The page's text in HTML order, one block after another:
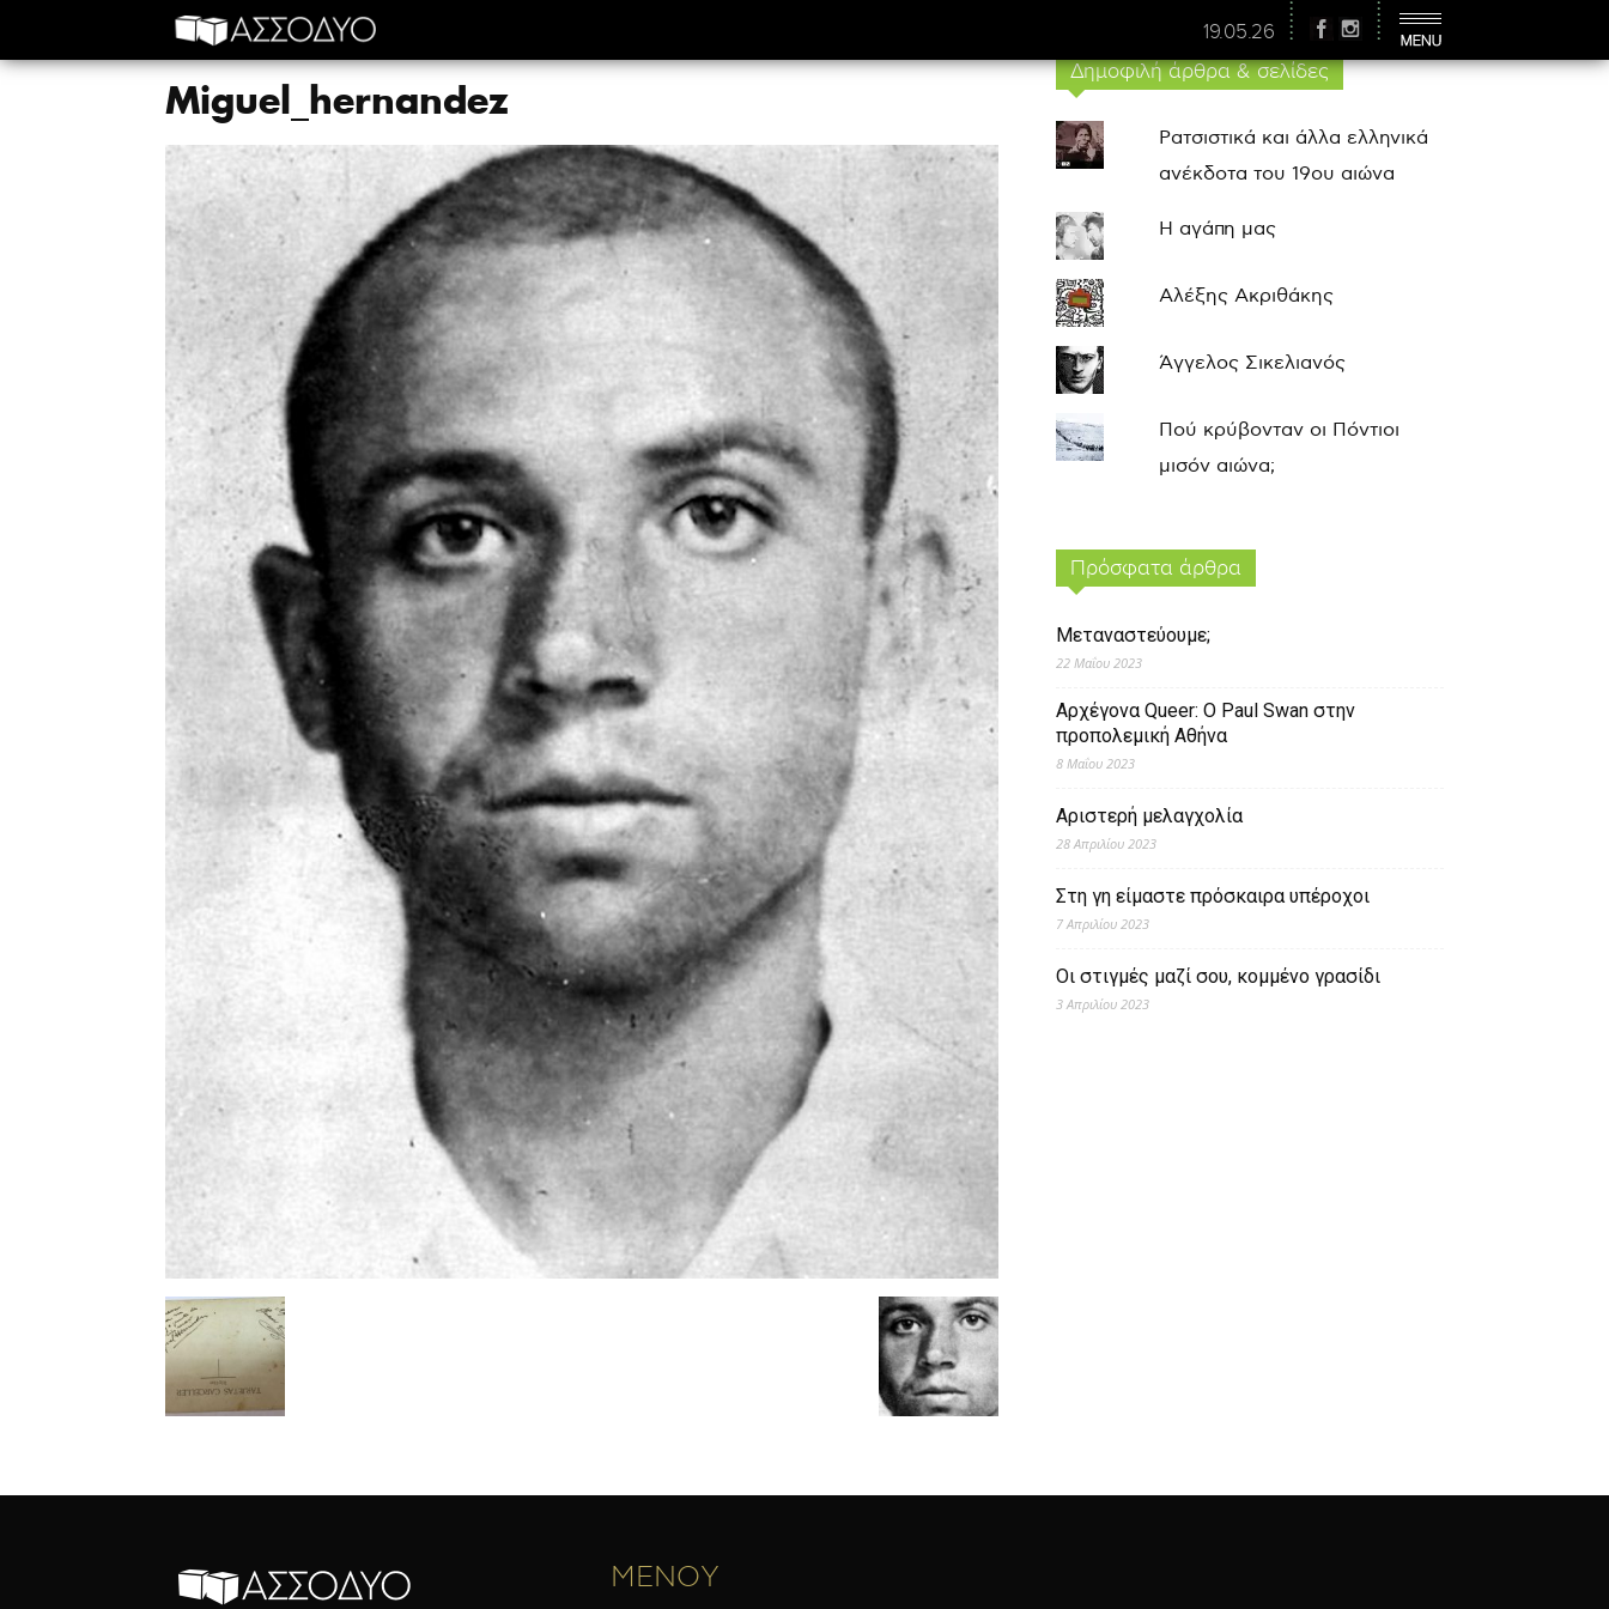
19.05.26
Miguel_hernandez
Δημοφιλή άρθρα & σελίδες
Ρατσιστικά και άλλα ελληνικά
ανέκδοτα του 19ου αιώνα
Η αγάπη μας
Αλέξης Ακριθάκης
Άγγελος Σικελιανός
Πού κρύβονταν οι Πόντιοι
μισόν αιώνα;
Πρόσφατα άρθρα
Μεταναστεύουμε;
22 Μαΐου 2023
Αρχέγονα Queer: O Paul Swan στην
προπολεμική Αθήνα
8 Μαΐου 2023
Αριστερή μελαγχολία
28 Απριλίου 2023
Στη γη είμαστε πρόσκαιρα υπέροχοι
7 Απριλίου 2023
Οι στιγμές μαζί σου, κομμένο γρασίδι
3 Απριλίου 2023
ΜΕΝΟΥ